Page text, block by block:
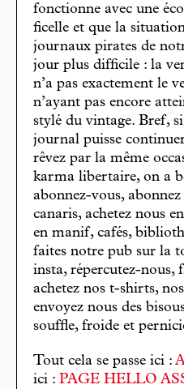
fonctionne avec une
ficelle et que la
journaux pirates de
jour plus difficile : la
n’a pas exactement le
n’ayant pas encore
stylé du vintage. Bref,
journal puisse
rêvez par la même
karma libertaire, on a
abonnez-vous,
canaris, achetez nous
en manif, cafés,
faites notre pub sur la
insta, répercutez-nous,
achetez nos t-shirts,
envoyez nous des
souffle, froide et
Tout cela se passe ici :
ici : PAGE HELLO